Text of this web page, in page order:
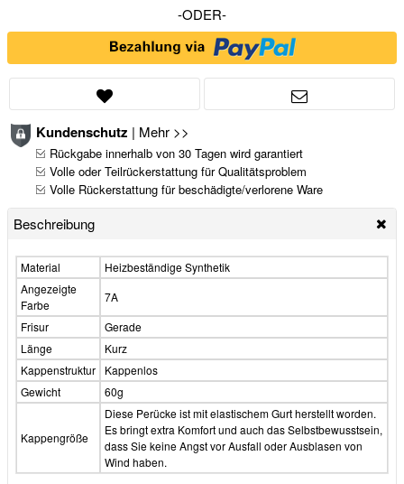
-ODER-
Kundenschutz | Mehr >>
Rückgabe innerhalb von 30 Tagen wird garantiert
Volle oder Teilrückerstattung für Qualitätsproblem
Volle Rückerstattung für beschädigte/verlorene Ware
Beschreibung
Material
Heizbeständige Synthetik
Angezeigte
Farbe
7A
Frisur
Gerade
Länge
Kurz
Kappenstruktur
Kappenlos
Gewicht
60g
Kappengröße
Diese Perücke ist mit elastischem Gurt herstellt worden.
Es bringt extra Komfort und auch das Selbstbewusstsein,
dass Sie keine Angst vor Ausfall oder Ausblasen von
Wind haben.